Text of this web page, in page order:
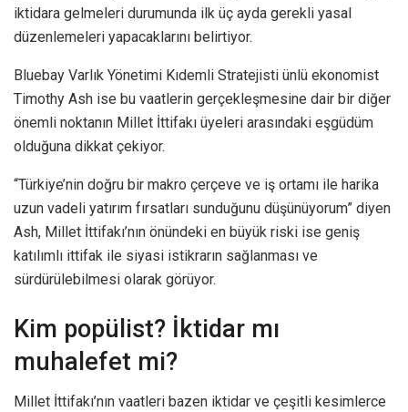
iktidara gelmeleri durumunda ilk üç ayda gerekli yasal
düzenlemeleri yapacaklarını belirtiyor.
Bluebay Varlık Yönetimi Kıdemli Stratejisti ünlü ekonomist
Timothy Ash ise bu vaatlerin gerçekleşmesine dair bir diğer
önemli noktanın Millet İttifakı üyeleri arasındaki eşgüdüm
olduğuna dikkat çekiyor.
“Türkiye’nin doğru bir makro çerçeve ve iş ortamı ile harika
uzun vadeli yatırım fırsatları sunduğunu düşünüyorum” diyen
Ash, Millet İttifakı’nın önündeki en büyük riski ise geniş
katılımlı ittifak ile siyasi istikrarın sağlanması ve
sürdürülebilmesi olarak görüyor.
Kim popülist? İktidar mı
muhalefet mi?
Millet İttifakı’nın vaatleri bazen iktidar ve çeşitli kesimlerce